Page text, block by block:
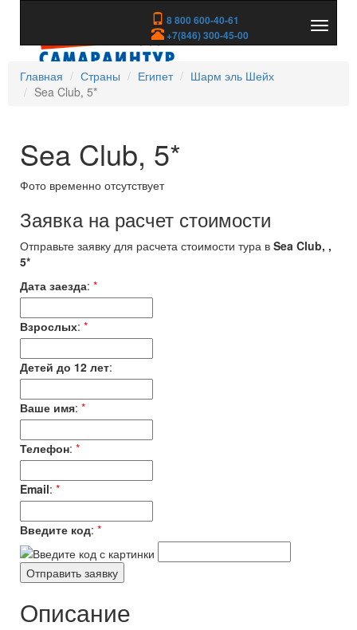
8 800 600-40-61
+7(846) 300-45-00
скрыть
Главная
Страны Египет
Шарм эль Шейх
Sea Club, 5*
Sea Club, 5*
Фото временно отсутствует
Заявка на расчет стоимости
Отправьте заявку для расчета стоимости тура в Sea Club, ,
5*
Дата заезда: *
Взрослых: *
Детей до 12 лет:
Ваше имя: *
Телефон: *
Email: *
Введите код: *
Описание